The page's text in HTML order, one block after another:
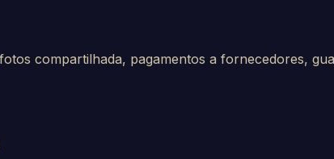
compartilhada, pagamentos a fornecedores,